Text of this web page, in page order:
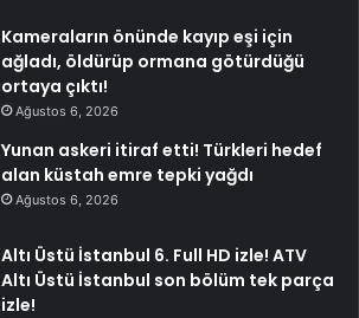
Kameraların önünde kayıp eşi için
ağladı, öldürüp ormana götürdüğü
ortaya çıktı!
Ağustos 6, 2026
Yunan askeri itiraf etti! Türkleri hedef
alan küstah emre tepki yağdı
Ağustos 6, 2026
Altı Üstü İstanbul 6. Full HD izle! ATV
Altı Üstü İstanbul son bölüm tek parça
izle!